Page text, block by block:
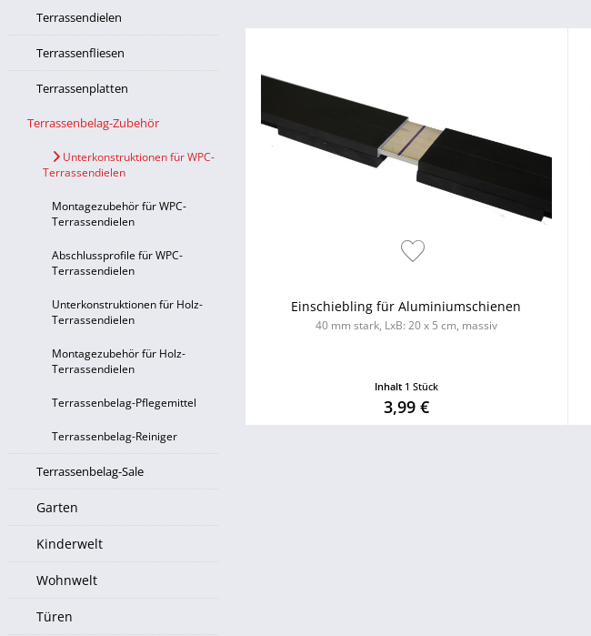
Terrassendielen
Terrassenfliesen
Terrassenplatten
Terrassenbelag-Zubehör
Unterkonstruktionen für WPC-
Terrassendielen
Montagezubehör für WPC-
Terrassendielen
Abschlussprofile für WPC-
Terrassendielen
Unterkonstruktionen für Holz-
Terrassendielen
Montagezubehör für Holz-
Terrassendielen
Terrassenbelag-Pflegemittel
Terrassenbelag-Reiniger
Terrassenbelag-Sale
Garten
Kinderwelt
Wohnwelt
Türen
Einschiebling für Aluminiumschienen
40 mm stark, LxB: 20 x 5 cm, massiv
Inhalt 1 Stück
3,99 €